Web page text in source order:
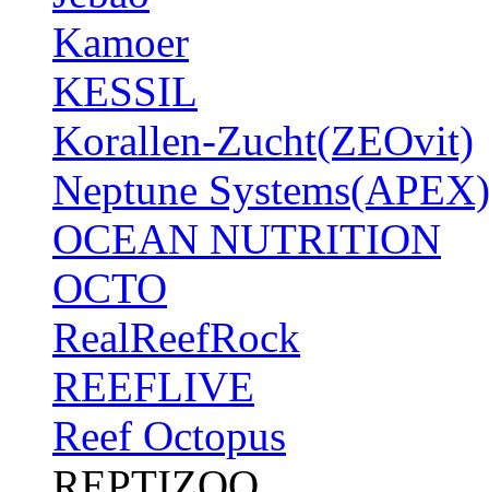
Kamoer
KESSIL
Korallen-Zucht(ZEOvit)
Neptune Systems(APEX)
OCEAN NUTRITION
OCTO
RealReefRock
REEFLIVE
Reef Octopus